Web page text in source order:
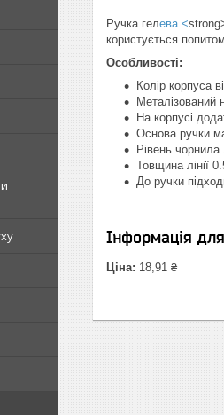
Ручка гелева <
користується
Особливості:
Колір корпуса
Металізований
На корпусі
Основа ручки
Рівень чорнила
Товщина лінії
До ручки
Інформація
Ціна: 18,91 ₴